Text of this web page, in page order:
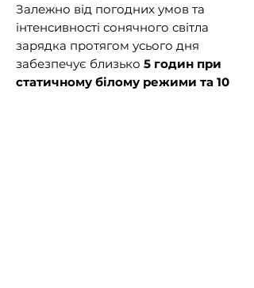
Залежно від погодних умов та
інтенсивності сонячного світла
зарядка протягом усього дня
забезпечує близько 5 годин при
статичному білому режими та 10